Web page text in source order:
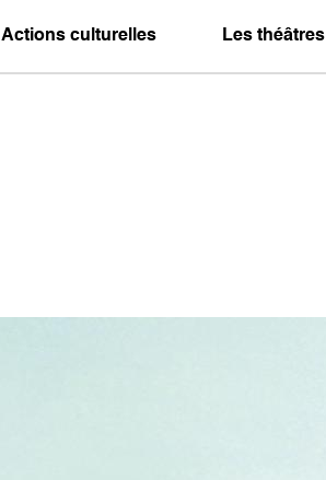
Actions culturelles Les théâtres